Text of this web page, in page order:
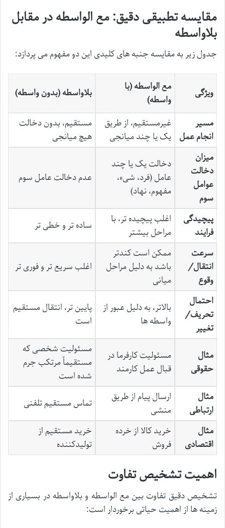
مقایسه تطبیقی دقیق: مع الواسطه در مقابل
بلاواسطه
جدول زیر به مقایسه جنبه های کلیدی این دو مفهوم می پردازد:
ویژگی
مع الواسطه (با
واسطه)
بلاواسطه (بدون واسطه)
مسیر
انجام عمل
غیرمستقیم، از طریق
یک یا چند میانجی
مستقیم، بدون دخالت
هیچ میانجی
میزان
دخالت
عوامل
سوم
دخالت یک یا چند
عامل (فرد، شیء،
مفهوم، نهاد)
عدم دخالت عامل سوم
پیچیدگی
فرایند
اغلب پیچیده تر، با
مراحل بیشتر
ساده تر و خطی تر
سرعت
انتقال/
وقوع
ممکن است کندتر
باشد به دلیل مراحل
میانی
اغلب سریع تر و فوری تر
احتمال
تحریف/
تغییر
بالاتر، به دلیل عبور از
واسطه ها
پایین تر، انتقال مستقیم
است
مثال
حقوقی
مسئولیت کارفرما در
قبال عمل کارمند
مسئولیت شخصی که
مستقیماً مرتکب جرم
شده است
مثال
ارتباطی
ارسال پیام از طریق
منشی
تماس مستقیم تلفنی
مثال
اقتصادی
خرید کالا از خرده
فروش
خرید مستقیم از
تولیدکننده
اهمیت تشخیص تفاوت
تشخیص دقیق تفاوت بین مع الواسطه و بلاواسطه در بسیاری از
زمینه ها از اهمیت حیاتی برخوردار است: